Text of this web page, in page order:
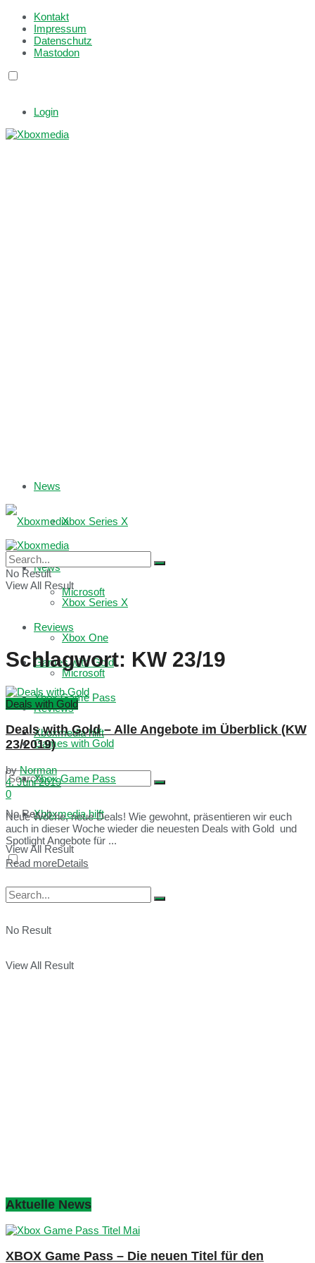
Kontakt
Impressum
Datenschutz
Mastodon
Login
News
Xbox Series X
Microsoft
Reviews
Games with Gold
Xbox Game Pass
Xboxmedia hilft
No Result
View All Result
News
Xbox Series X
Xbox One
Microsoft
Reviews
Games with Gold
Xbox Game Pass
Xboxmedia hilft
No Result
View All Result
No Result
View All Result
Schlagwort: KW 23/19
Deals with Gold
Deals with Gold – Alle Angebote im Überblick (KW
23/2019)
by Norman
4. Juni 2019
0
Neue Woche, neue Deals! Wie gewohnt, präsentieren wir euch
auch in dieser Woche wieder die neuesten Deals with Gold und
Spotlight Angebote für ...
Read moreDetails
Aktuelle News
XBOX Game Pass – Die neuen Titel für den